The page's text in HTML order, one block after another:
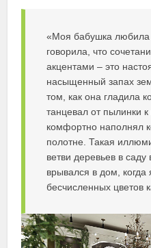
«Моя бабушка любила
говорила, что
акцентами – это
насыщенный запах
том, как она гладила
танцевал от пылинки
комфортно наполнял
полотне. Такая
ветви деревьев в
врывался в дом,
бесчисленных цветов